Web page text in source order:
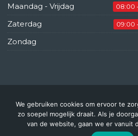
Maandag - Vrijdag
08:00 -
Zaterdag 09:00
Zondag
© Copyright 2025 | Heemhorst
Watersport BV
We gebruiken cookies om ervoor te
zo soepel mogelijk draait. Als je
van de website, gaan we er vanuit